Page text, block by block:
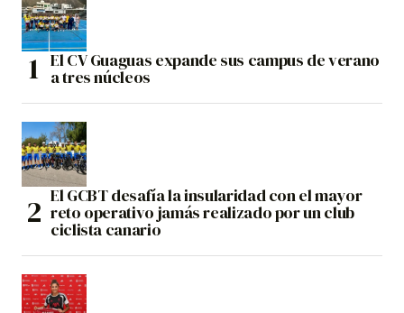
El CV Guaguas expande sus campus de verano
a tres núcleos
El GCBT desafía la insularidad con el mayor
reto operativo jamás realizado por un club
ciclista canario